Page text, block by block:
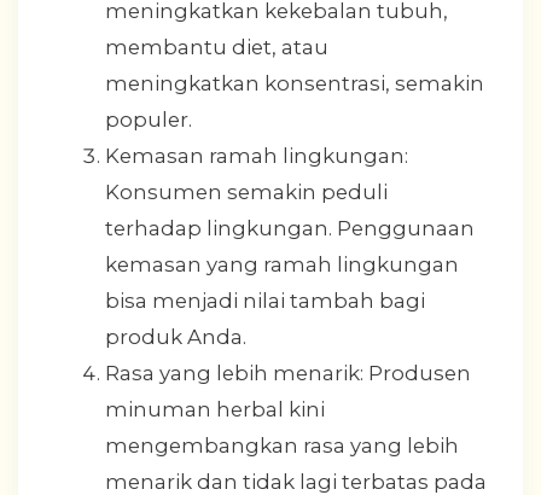
meningkatkan kekebalan tubuh,
membantu diet, atau
meningkatkan konsentrasi, semakin
populer.
Kemasan ramah lingkungan:
Konsumen semakin peduli
terhadap lingkungan. Penggunaan
kemasan yang ramah lingkungan
bisa menjadi nilai tambah bagi
produk Anda.
Rasa yang lebih menarik: Produsen
minuman herbal kini
mengembangkan rasa yang lebih
menarik dan tidak lagi terbatas pada